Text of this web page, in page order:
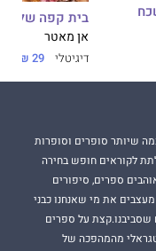
בית קפה של
אן מאטר
דיגיטלי 29 ₪
שיותר סופרים וסופרות
לקוראים חופש בחירה
ספרים, סיפורים
את מי שאנחנו כבני
שסביבנו.קצת על ספרים
מהמהפכה של